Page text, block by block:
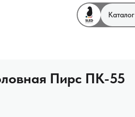
Каталог
Пирс ПК-55